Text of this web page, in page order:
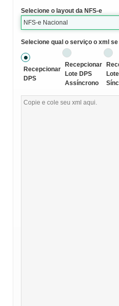
Selecione o layout da NFS-e
NFS-e Nacional
Selecione qual o serviço o xml
Recepcionar
DPS
Recepcionar
Lote DPS
Assíncrono